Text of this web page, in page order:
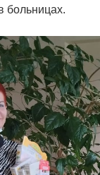
больницах.